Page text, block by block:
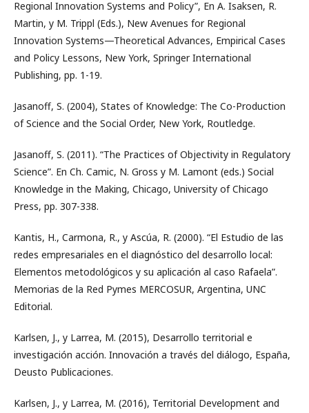
Regional Innovation Systems and Policy”, En A. Isaksen, R.
Martin, y M. Trippl (Eds.), New Avenues for Regional
Innovation Systems—Theoretical Advances, Empirical Cases
and Policy Lessons, New York, Springer International
Publishing, pp. 1-19.
Jasanoff, S. (2004), States of Knowledge: The Co-Production
of Science and the Social Order, New York, Routledge.
Jasanoff, S. (2011). “The Practices of Objectivity in Regulatory
Science”. En Ch. Camic, N. Gross y M. Lamont (eds.) Social
Knowledge in the Making, Chicago, University of Chicago
Press, pp. 307-338.
Kantis, H., Carmona, R., y Ascúa, R. (2000). “El Estudio de las
redes empresariales en el diagnóstico del desarrollo local:
Elementos metodológicos y su aplicación al caso Rafaela”.
Memorias de la Red Pymes MERCOSUR, Argentina, UNC
Editorial.
Karlsen, J., y Larrea, M. (2015), Desarrollo territorial e
investigación acción. Innovación a través del diálogo, España,
Deusto Publicaciones.
Karlsen, J., y Larrea, M. (2016), Territorial Development and